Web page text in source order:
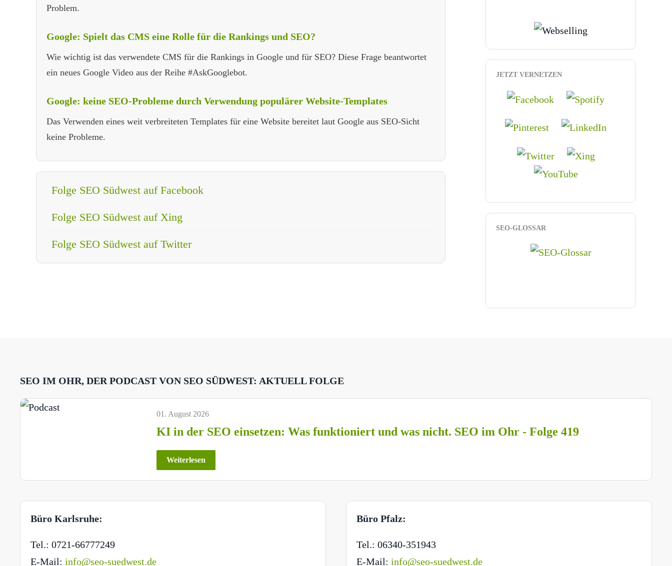
Problem.
Google: Spielt das CMS eine Rolle für die Rankings und SEO?
Wie wichtig ist das verwendete CMS für die Rankings in Google und für SEO? Diese Frage beantwortet
ein neues Google Video aus der Reihe #AskGooglebot.
Google: keine SEO-Probleme durch Verwendung populärer Website-Templates
Das Verwenden eines weit verbreiteten Templates für eine Website bereitet laut Google aus SEO-Sicht
keine Probleme.
Folge SEO Südwest auf Facebook
Folge SEO Südwest auf Xing
Folge SEO Südwest auf Twitter
JETZT VERNETZEN
SEO-GLOSSAR
SEO IM OHR, DER PODCAST VON SEO SÜDWEST: AKTUELL FOLGE
01. August 2026
KI in der SEO einsetzen: Was funktioniert und was nicht. SEO im Ohr - Folge 419
Weiterlesen
Büro Karlsruhe:
Tel.: 0721-66777249
E-Mail: info@seo-suedwest.de
Büro Pfalz:
Tel.: 06340-351943
E-Mail: info@seo-suedwest.de